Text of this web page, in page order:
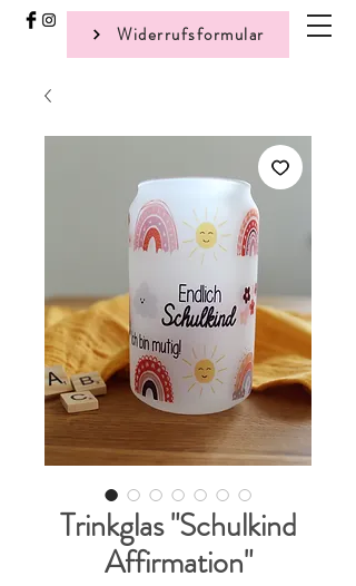
Widerrufsformular
Trinkglas "Schulkind
Affirmation"